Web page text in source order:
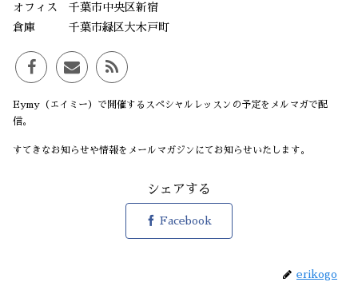
オフィス 千葉市中央区新宿
倉庫 千葉市緑区大木戸町
Eymy（エイミー）で開催するスペシャルレッスンの予定をメルマガで配
信。
すてきなお知らせや情報をメールマガジンにてお知らせいたします。
シェアする
Facebook
erikogo